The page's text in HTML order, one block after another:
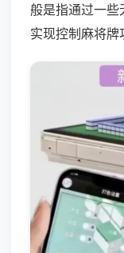
般是指通过一些
实现控制麻将牌